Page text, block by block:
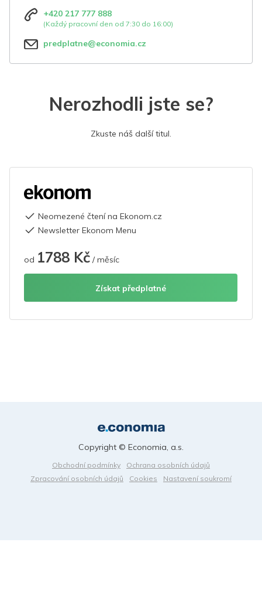
+420 217 777 888
(Každý pracovní den od 7:30 do 16:00)
predplatne@economia.cz
Nerozhodli jste se?
Zkuste náš další titul.
Neomezené čtení na Ekonom.cz
Newsletter Ekonom Menu
od 1788 Kč / měsíc
Získat předplatné
Obchodní podmínky
Ochrana osobních údajů
Zpracování osobních údajů
Cookies Nastavení soukromí
Copyright © Economia, a.s.